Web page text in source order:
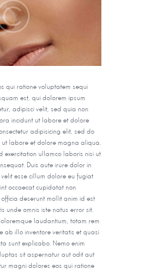
qui ratione voluptatem sequi
est, qui dolorem ipsum
adipisci velit, sed quia non
incidunt ut labore et dolore
adipisicing elit, sed do
ut labore et dolore magna aliqua.
exercitation ullamco laboris nisi ut
Duis aute irure dolor in
esse cillum dolore eu fugiat
occaecat cupidatat non
deserunt mollit anim id est
unde omnis iste natus error sit.
laudantium, totam rem
ab illo inventore veritatis et quasi
sunt explicabo. Nemo enim
sit aspernatur aut odit aut
magni dolores eos qui ratione